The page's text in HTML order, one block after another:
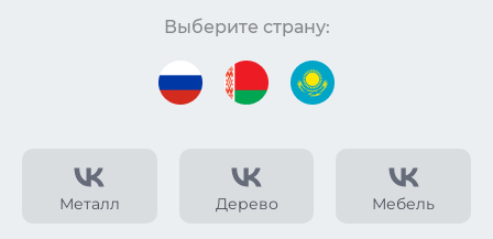
Металл Дерево Мебель
Выберите страну: